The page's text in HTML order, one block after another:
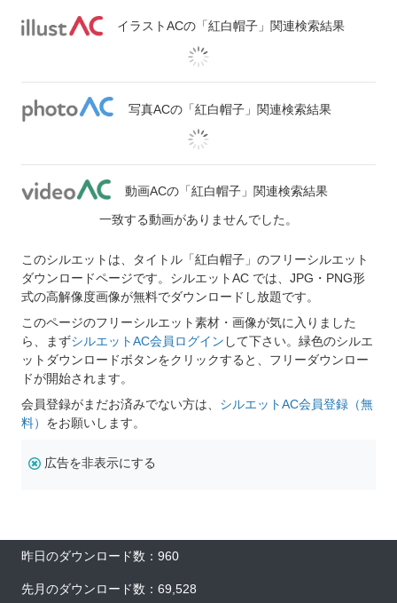
イラストACの「紅白帽子」関連検索結果
写真ACの「紅白帽子」関連検索結果
動画ACの「紅白帽子」関連検索結果
一致する動画がありませんでした。
このシルエットは、タイトル「紅白帽子」のフリーシルエット
ダウンロードページです。シルエットAC では、JPG・PNG形
式の高解像度画像が無料でダウンロードし放題です。
このページのフリーシルエット素材・画像が気に入りました
ら、まずシルエットAC会員ログイン して下さい。緑色のシルエ
ットダウンロードボタンをクリックすると、フリーダウンロー
ドが開始されます。
会員登録がまだお済みでない方は、 シルエットAC会員登録（無
料） をお願いします。
広告を非表示にする
昨日のダウンロード数：960
先月のダウンロード数：69,528